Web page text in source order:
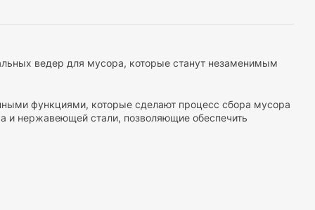
ведер для мусора, которые станут незаменимым
функциями, которые сделают процесс сбора мусора
и нержавеющей стали, позволяющие обеспечить